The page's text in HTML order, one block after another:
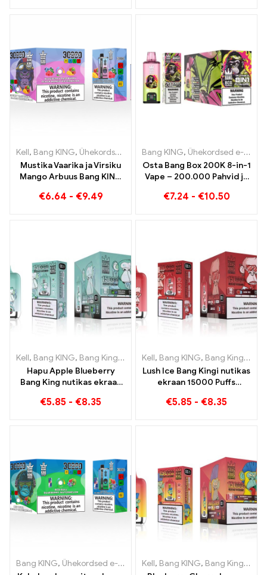
Kell, Bang KING, Ühekordsed e-sigaretid Leedu ,Ühekordsed e-
Mustika Vaarika ja Virsiku
Mango Arbuus Bang KING
kasutatavad e-sigaretid
€6.64 - €9.49
Bang KING, Ühekordsed e-sigaretid
Osta Bang Box 200K 8-in-1
Vape – 200.000 Pahvid ja
€7.24 - €10.50
Kell, Bang KING, Bang Kingi nutikas ekraan 15000 Puff ,
Hapu Apple Blueberry
Bang King nutikas ekraan
veipimiskogemus täis
€5.85 - €8.35
Kell, Bang KING, Bang Kingi nutikas ekraan 15000 Puff
Lush Ice Bang Kingi nutikas
ekraan 15000 Puffs
segu arbuusist ja
€5.85 - €8.35
Bang KING, Ühekordsed e-sigaretid ,Ühekordsed e-sigaretid
Kell, Bang KING, Bang Kingi nutikas ekraan 15000 Puff